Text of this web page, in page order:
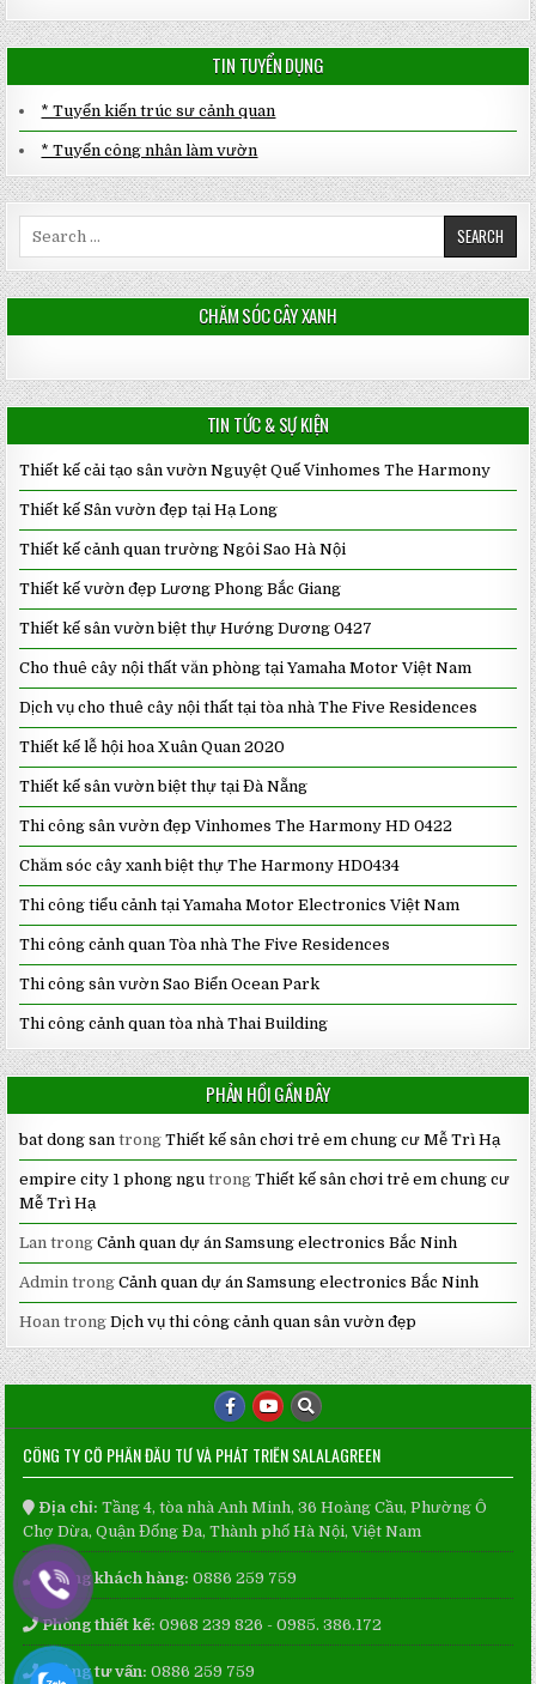
TIN TUYỂN DỤNG
* Tuyển kiến trúc sư cảnh quan
* Tuyển công nhân làm vườn
CHĂM SÓC CÂY XANH
TIN TỨC & SỰ KIỆN
Thiết kế cải tạo sân vườn Nguyệt Quế Vinhomes The Harmony
Thiết kế Sân vườn đẹp tại Hạ Long
Thiết kế cảnh quan trường Ngôi Sao Hà Nội
Thiết kế vườn đẹp Lương Phong Bắc Giang
Thiết kế sân vườn biệt thự Hướng Dương 0427
Cho thuê cây nội thất văn phòng tại Yamaha Motor Việt Nam
Dịch vụ cho thuê cây nội thất tại tòa nhà The Five Residences
Thiết kế lễ hội hoa Xuân Quan 2020
Thiết kế sân vườn biệt thự tại Đà Nẵng
Thi công sân vườn đẹp Vinhomes The Harmony HD 0422
Chăm sóc cây xanh biệt thự The Harmony HD0434
Thi công tiểu cảnh tại Yamaha Motor Electronics Việt Nam
Thi công cảnh quan Tòa nhà The Five Residences
Thi công sân vườn Sao Biển Ocean Park
Thi công cảnh quan tòa nhà Thai Building
PHẢN HỒI GẦN ĐÂY
bat dong san trongThiết kế sân chơi trẻ em chung cư Mễ Trì Hạ
empire city 1 phong ngu trongThiết kế sân chơi trẻ em chung cư
Mễ Trì Hạ
Lan trongCảnh quan dự án Samsung electronics Bắc Ninh
Admin trongCảnh quan dự án Samsung electronics Bắc Ninh
Hoan trongDịch vụ thi công cảnh quan sân vườn đẹp
CÔNG TY CỔ PHẦN ĐẦU TƯ VÀ PHÁT TRIỂN SALALAGREEN
Địa chỉ: Tầng 4, tòa nhà Anh Minh, 36 Hoàng Cầu, Phường Ô
Chợ Dừa, Quận Đống Đa, Thành phố Hà Nội, Việt Nam
Phòng khách hàng: 0886 259 759
Phòng thiết kế: 0968 239 826 - 0985. 386.172
Phòng tư vấn: 0886 259 759